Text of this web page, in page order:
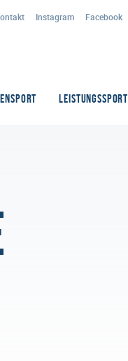
Instagram Facebook
LEISTUNGSSPORT